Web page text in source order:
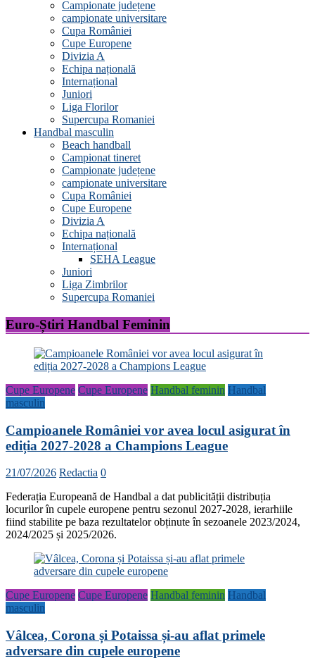
Campionate județene
campionate universitare
Cupa României
Cupe Europene
Divizia A
Echipa națională
Internațional
Juniori
Liga Florilor
Supercupa Romaniei
Handbal masculin
Beach handball
Campionat tineret
Campionate județene
campionate universitare
Cupa României
Cupe Europene
Divizia A
Echipa națională
Internațional
SEHA League
Juniori
Liga Zimbrilor
Supercupa Romaniei
Euro-Știri Handbal Feminin
Cupe Europene Cupe Europene Handbal feminin Handbal
masculin
Campioanele României vor avea locul asigurat în
ediția 2027-2028 a Champions League
21/07/2026 Redactia 0
Federația Europeană de Handbal a dat publicității distribuția
locurilor în cupele europene pentru sezonul 2027-2028, ierarhiile
fiind stabilite pe baza rezultatelor obținute în sezoanele 2023/2024,
2024/2025 și 2025/2026.
Cupe Europene Cupe Europene Handbal feminin Handbal
masculin
Vâlcea, Corona și Potaissa și-au aflat primele
adversare din cupele europene